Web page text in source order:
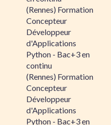
(Rennes) Formation
Concepteur
Développeur
d'Applications
Python - Bac+3 en
continu
(Rennes) Formation
Concepteur
Développeur
d'Applications
Python - Bac+3 en